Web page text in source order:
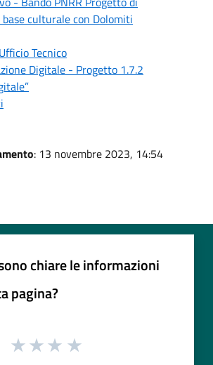
culturale con Dolomiti
Tecnico
Digitale - Progetto 1.7.2
: 13 novembre 2023, 14:54
chiare le informazioni
pagina?